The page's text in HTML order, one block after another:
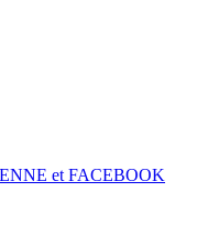
et FACEBOOK